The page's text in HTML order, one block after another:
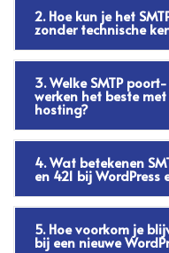
2. Hoe kun je het
zonder technische
3. Welke SMTP
werken het beste
hosting?
4. Wat betekenen
en 421 bij
5. Hoe voorkom je
bij een nieuwe